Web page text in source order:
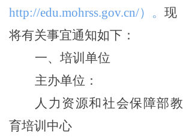
http://edu.mohrss.gov.cn/）。 现
将有关事宜通知如下：
一、培训单位
主办单位：
人力资源和社会保障部教
育培训中心